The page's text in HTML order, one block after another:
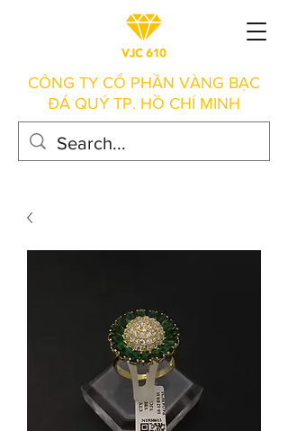
CÔNG TY CỔ PHẦN VÀNG BẠC
ĐÁ QUÝ TP. HỒ CHÍ MINH